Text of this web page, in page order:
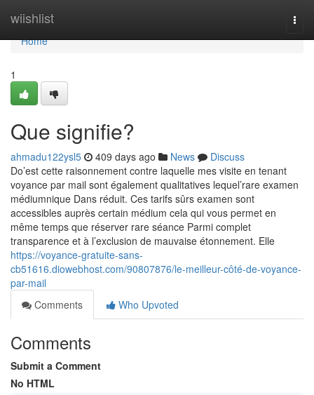
wiishlist
Home
Home
1
Que signifie?
ahmadu122ysl5 409 days ago News
Discuss
Do’est cette raisonnement contre laquelle mes visite en tenant
voyance par mail sont également qualitatives lequel’rare examen
médiumnique Dans réduit. Ces tarifs sûrs examen sont
accessibles auprès certain médium cela qui vous permet en
même temps que réserver rare séance Parmi complet
transparence et à l’exclusion de mauvaise étonnement. Elle
https://voyance-gratuite-sans-
cb51616.diowebhost.com/90807876/le-meilleur-côté-de-voyance-
par-mail
Comments
Who Upvoted
Comments
Submit a Comment
No HTML